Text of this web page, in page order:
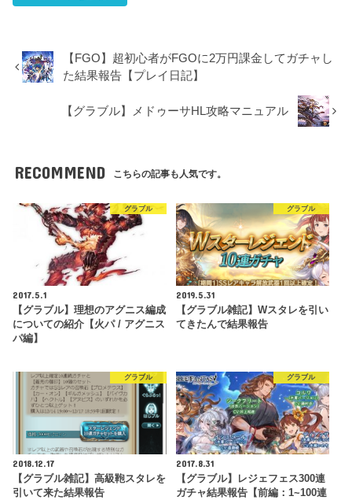
【FGO】超初心者がFGOに2万円課金してガチャし
た結果報告【プレイ日記】
【グラブル】メドゥーサHL攻略マニュアル
RECOMMEND こちらの記事も人気です。
グラブル
2017.5.1
【グラブル】理想のアグニス編成
についての紹介【火パ / アグニス
パ編】
グラブル
2019.5.31
【グラブル雑記】Wスタレを引い
てきたんで結果報告
グラブル
2018.12.17
【グラブル雑記】高級鞄スタレを
引いて来た結果報告
グラブル
2017.8.31
【グラブル】レジェフェス300連
ガチャ結果報告【前編：1~100連